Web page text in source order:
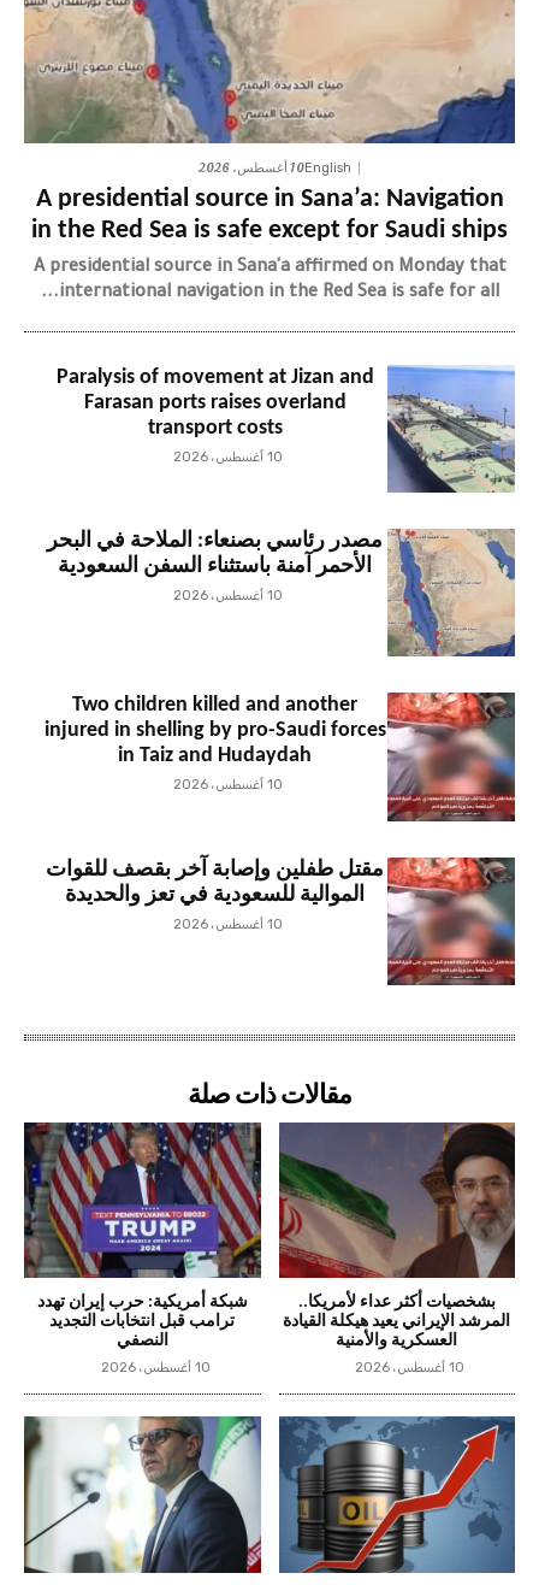
English10 أغسطس، 2026
A presidential source in Sana’a: Navigation
in the Red Sea is safe except for Saudi ships
A presidential source in Sana'a affirmed on Monday that
international navigation in the Red Sea is safe for all...
Paralysis of movement at Jizan and
Farasan ports raises overland
transport costs
10 أغسطس، 2026
مصدر رئاسي بصنعاء: الملاحة في البحر
الأحمر آمنة باستثناء السفن السعودية
10 أغسطس، 2026
Two children killed and another
injured in shelling by pro-Saudi forces
in Taiz and Hudaydah
10 أغسطس، 2026
مقتل طفلين وإصابة آخر بقصف للقوات
الموالية للسعودية في تعز والحديدة
10 أغسطس، 2026
مقالات ذات صلة
بشخصيات أكثر عداء لأمريكا..
المرشد الإيراني يعيد هيكلة القيادة
العسكرية والأمنية
10 أغسطس، 2026
شبكة أمريكية: حرب إيران تهدد
ترامب قبل انتخابات التجديد
النصفي
10 أغسطس، 2026